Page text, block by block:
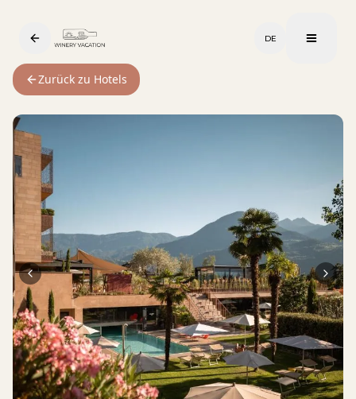
DE
Zurück zu Hotels